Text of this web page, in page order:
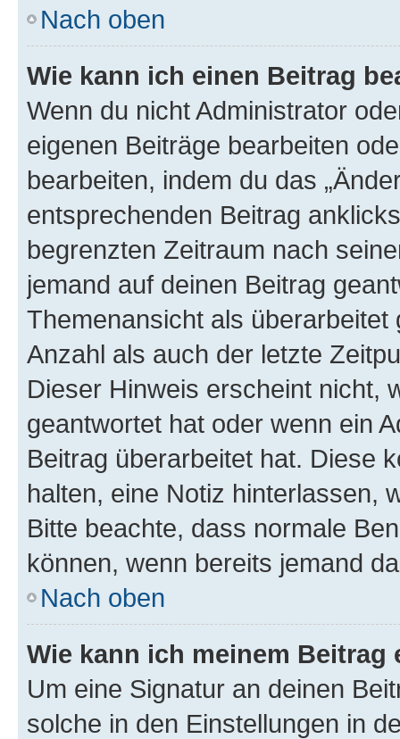
Nach oben
Wie kann ich einen Beitrag
Wenn du nicht Administrator
eigenen Beiträge bearbeiten
bearbeiten, indem du das
entsprechenden Beitrag
begrenzten Zeitraum nach
jemand auf deinen Beitrag
Themenansicht als
Anzahl als auch der letzte
Dieser Hinweis erscheint nicht,
geantwortet hat oder wenn ein
Beitrag überarbeitet hat. Diese
halten, eine Notiz hinterlassen,
Bitte beachte, dass normale
können, wenn bereits jemand
Nach oben
Wie kann ich meinem
Um eine Signatur an deinen
solche in den Einstellungen in